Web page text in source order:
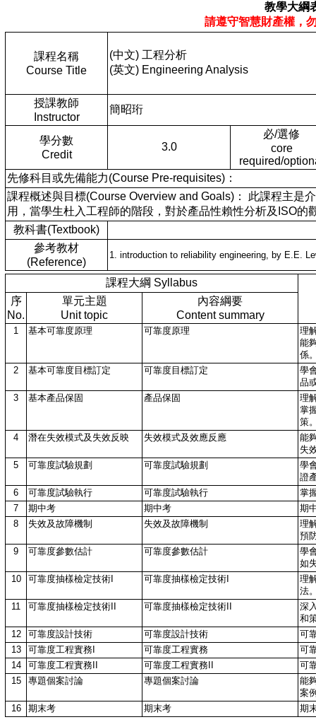
教學大綱
請遵守智慧財產權，
課程名稱
Course Title
(中文) 工程分析
(英文) Engineering Analysis
授課教師
Instructor
簡昭珩
學分數
Credit
3.0
必/選修
core
required/
先修科目或先備能力(Course Pre-requisites)：
課程概述與目標(Course Overview and Goals)： 此課程主是
用，當學生杜入工程師的階段，對於產品性賴性分析及ISO的
教科書(Textbook)
參考教材
(Reference)
1. introduction to reliability engineering, by E.E.
課程大綱 Syllabus
序
No.
單元主題
Unit topic
內容綱要
Content summary
1 基本可靠度原理 可靠度原理
理
能
係
2
基本可靠度目標訂定 可靠度目標訂定
學
品
3
基本產品保固 產品保固
理
掌
策
4
潛在失效模式及失效反映 失效模式及效應反應
能
失
5
可靠度試驗規劃 可靠度試驗規劃
學
證
6
可靠度試驗執行 可靠度試驗執行
掌
7
期中考 期中考
期
8
失效及故障機制 失效及故障機制
理
預
9
可靠度參數估計 可靠度參數估計
學
如
10
可靠度抽樣檢定技術I 可靠度抽樣檢定技術I
理
法
11
可靠度抽樣檢定技術II 可靠度抽樣檢定技術II
深
和
12
可靠度設計技術 可靠度設計技術
可
13
可靠度工程實務I 可靠度工程實務
可
14
可靠度工程實務II 可靠度工程實務II
可
15
專題個案討論 專題個案討論
能
案
16
期末考 期末考 期